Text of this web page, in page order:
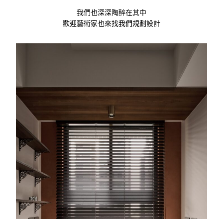
我們也深深陶醉在其中
歡迎藝術家也來找我們規劃設計